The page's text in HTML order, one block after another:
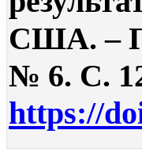
США. –
№ 6. С.
https://